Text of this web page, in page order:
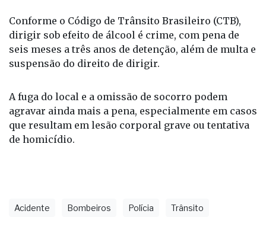
Conforme o Código de Trânsito Brasileiro (CTB),
dirigir sob efeito de álcool é crime, com pena de
seis meses a três anos de detenção, além de multa e
suspensão do direito de dirigir.
A fuga do local e a omissão de socorro podem
agravar ainda mais a pena, especialmente em casos
que resultam em lesão corporal grave ou tentativa
de homicídio.
Acidente Bombeiros Polícia Trânsito